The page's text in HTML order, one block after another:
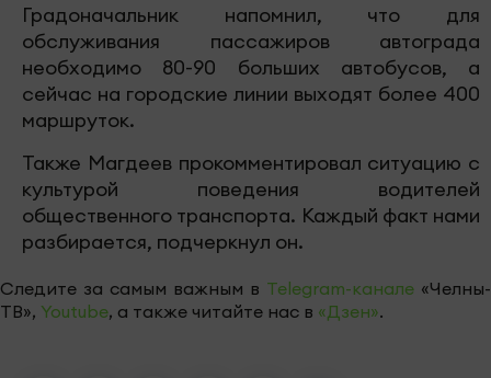
Градоначальник напомнил, что для
обслуживания пассажиров автограда
необходимо 80-90 больших автобусов, а
сейчас на городские линии выходят более 400
маршруток.
Также Магдеев прокомментировал ситуацию с
культурой поведения водителей
общественного транспорта. Каждый факт нами
разбирается, подчеркнул он.
Следите за самым важным в Telegram-канале «Челны-
ТВ», Youtube, а также читайте нас в «Дзен».